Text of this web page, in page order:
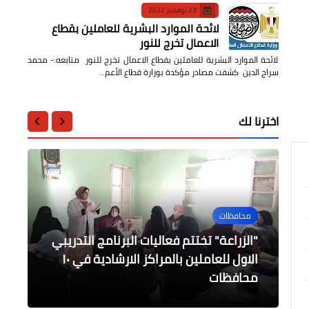
23 نوفمبر 2022
لائحة الموارد البشرية للعاملين بقطاع
الاعمال تخرج للنور
لائحة الموارد البشرية للعاملين بقطاع الاعمال تخرج للنور متابعه:- محمد
سراج الدين كشفت مصادر مؤكدة بوزارة قطاع الأعم…
اخترنا لك
أخبار مصر
وزير الخارجية سامح شكري يستقبل نظيره
الجزائري رمطان لعمامرة
السياحة والفنادق
العناني يناقش استعدادات بدء انطلاق
رحلات العمرة للعام الهجري الحالي
محافظات
"الزراعة" تختتم فعاليات البرنامج التدريبي
الاول للعاملين بالمراكز الارشادية في ١٠
محافظات
محافظات
رؤساء المراكز والمدن يواصلون متابعة
حالة الطوارئ ورفع مياه الأمطار بمدن
وقرى كفر الشيخ
الرياضة
راحة لأكرم توفيق بعد العودة إلى
القاهرة